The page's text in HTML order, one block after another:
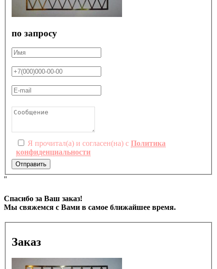
по запросу
Я прочитал(а) и согласен(на) с Политика
конфиденциальности
Отправить
"
Спасибо за Ваш заказ!
Мы свяжемся с Вами в самое ближайшее время.
Заказ